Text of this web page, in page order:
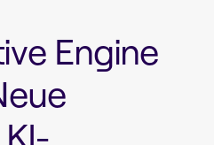
Engine